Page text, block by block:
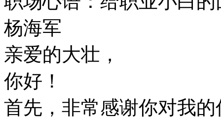
杨海军
亲爱的大壮，
你好！
首先，非常感谢你对我